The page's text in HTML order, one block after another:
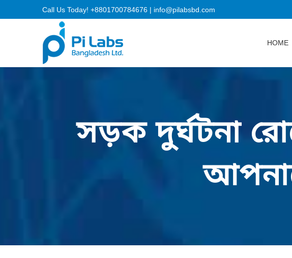
Call Us Today!+8801700784676 | info@pilabsbd.com
HOME
সড়ক দুর্ঘটনা